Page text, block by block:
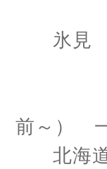
八
氷
七
お
前～）
北